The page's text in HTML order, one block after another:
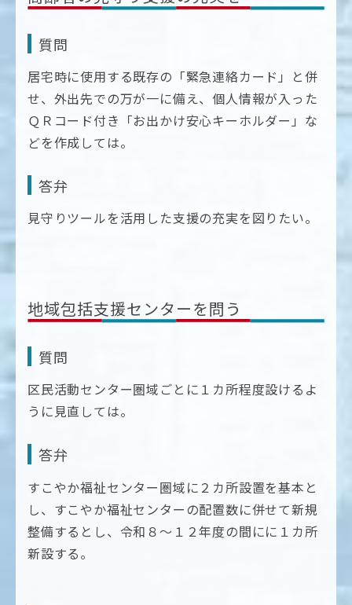
質問
居宅時に使用する既存の「緊急連絡カード」と併
せ、外出先での万が一に備え、個人情報が入った
ＱＲコード付き「お出かけ安心キーホルダー」な
どを作成しては。
答弁
見守りツールを活用した支援の充実を図りたい。
地域包括支援センターを問う
質問
区民活動センター圏域ごとに１カ所程度設けるよ
うに見直しては。
答弁
すこやか福祉センター圏域に２カ所設置を基本と
し、すこやか福祉センターの配置数に併せて新規
整備するとし、令和８～１２年度の間にに１カ所
新設する。